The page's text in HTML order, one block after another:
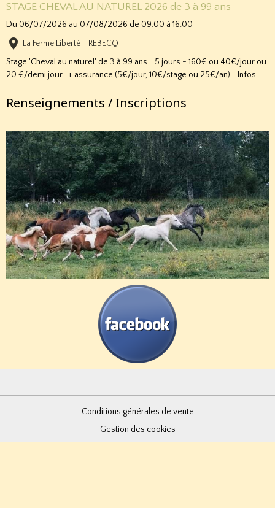
STAGE CHEVAL AU NATUREL 2026 de 3 à 99 ans
Du 06/07/2026 au 07/08/2026 de 09:00 à 16:00
La Ferme Liberté - REBECQ
Stage 'Cheval au naturel' de 3 à 99 ans 5 jours = 160€ ou 40€/jour ou
20 €/demi jour + assurance (5€/jour, 10€/stage ou 25€/an) Infos ...
Renseignements / Inscriptions
Conditions générales de vente
Gestion des cookies